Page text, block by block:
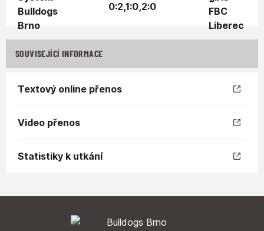
0:2,1:0,2:0
SOUVISEJÍCÍ INFORMACE
Textový online přenos
Video přenos
Statistiky k utkání